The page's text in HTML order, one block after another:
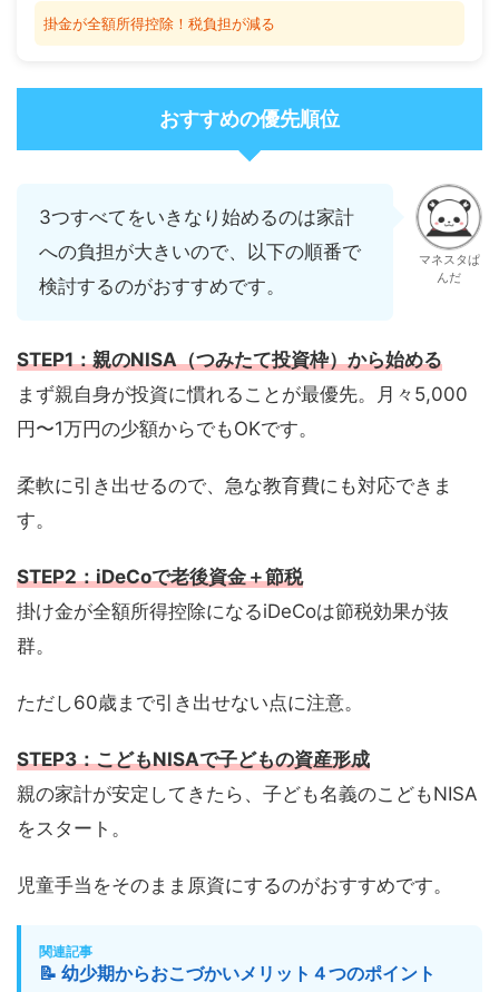
掛金が全額所得控除！税負担が減る
おすすめの優先順位
3つすべてをいきなり始めるのは家計
への負担が大きいので、以下の順番で
検討するのがおすすめです。
マネスタぱ
んだ
STEP1：親のNISA（つみたて投資枠）から始める
まず親自身が投資に慣れることが最優先。月々5,000
円〜1万円の少額からでもOKです。
柔軟に引き出せるので、急な教育費にも対応できま
す。
STEP2：iDeCoで老後資金＋節税
掛け金が全額所得控除になるiDeCoは節税効果が抜
群。
ただし60歳まで引き出せない点に注意。
STEP3：こどもNISAで子どもの資産形成
親の家計が安定してきたら、子ども名義のこどもNISA
をスタート。
児童手当をそのまま原資にするのがおすすめです。
関連記事
📝 幼少期からおこづかいメリット４つのポイント